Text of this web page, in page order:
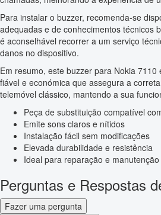
Para instalar o buzzer, recomenda-se
adequadas e de conhecimentos técnicos
é aconselhável recorrer a um serviço
danos no dispositivo.
Em resumo, este buzzer para Nokia
fiável e económica que assegura a
telemóvel clássico, mantendo a sua
Peça de substituição compatível
Emite sons claros e nítidos
Instalação fácil sem modificações
Elevada durabilidade e resistência
Ideal para reparação e manutenção
Perguntas e Respostas
Fazer uma pergunta